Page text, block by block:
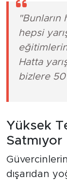
hepsi
Hatta
bizlere 50
Yüksek
Satmıyor
dışarıdan